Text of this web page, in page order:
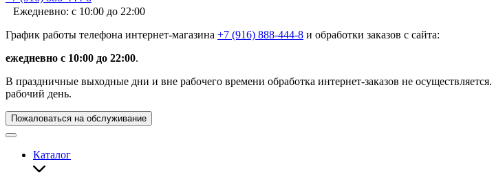
Ежедневно: с 10:00 до 22:00
График работы телефона интернет-магазина +7 (916) 888-444-8 и обработки заказов с сайта:
ежедневно с 10:00 до 22:00.
В праздничные выходные дни и вне рабочего времени обработка интернет-заказов не
рабочий день.
Пожаловаться на обслуживание
Каталог